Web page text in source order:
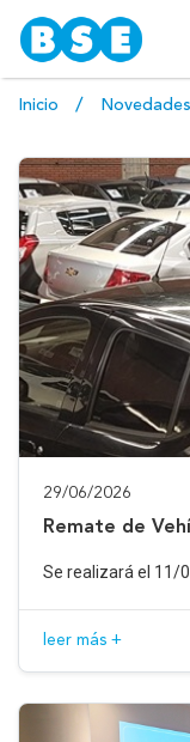
Inicio Novedades
29/06/2026
Remate de
Se realizará el 11/
leer más +